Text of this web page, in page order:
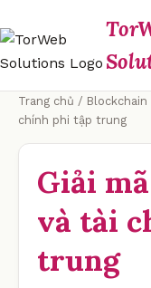
Trang chủ / Blockchain
chính phi tập trung
Giải
và tài
trung